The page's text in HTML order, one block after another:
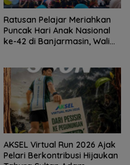
Ratusan Pelajar Meriahkan
Puncak Hari Anak Nasional
ke-42 di Banjarmasin, Wali
AKSEL Virtual Run 2026 Ajak
Pelari Berkontribusi Hijaukan